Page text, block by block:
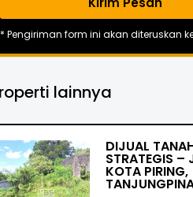
* Pengiriman form ini akan diteruskan
lainnya
DIJUAL
STRATEGIS –
KOTA PIRING,